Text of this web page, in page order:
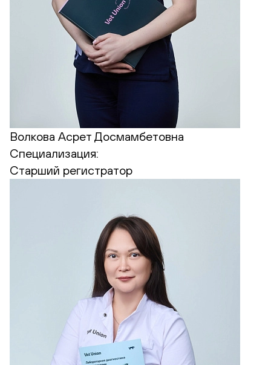
Волкова Асрет Досмамбетовна
Специализация:
Старший регистратор